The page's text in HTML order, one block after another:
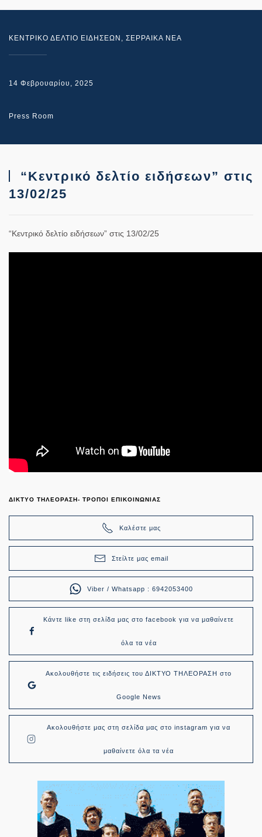
ΚΕΝΤΡΙΚΟ ΔΕΛΤΙΟ ΕΙΔΗΣΕΩΝ , ΣΕΡΡΑΙΚΑ ΝΕΑ
14 Φεβρουαρίου, 2025
Press Room
“Κεντρικό δελτίο ειδήσεων” στις
13/02/25
“Κεντρικό δελτίο ειδήσεων” στις 13/02/25
ΔΙΚΤΥΟ ΤΗΛΕΟΡΑΣΗ- ΤΡΟΠΟΙ ΕΠΙΚΟΙΝΩΝΙΑΣ
Καλέστε μας
Στείλτε μας email
Viber / Whatsapp : 6942053400
Κάντε like στη σελίδα μας στο facebook για να μαθαίνετε
όλα τα νέα
Ακολουθήστε τις ειδήσεις του ΔΙΚΤΥΟ ΤΗΛΕΟΡΑΣΗ στο
Google News
Ακολουθήστε μας στη σελίδα μας στο instagram για να
μαθαίνετε όλα τα νέα